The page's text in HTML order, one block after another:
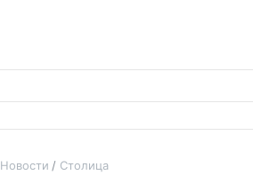
Новости
Столица